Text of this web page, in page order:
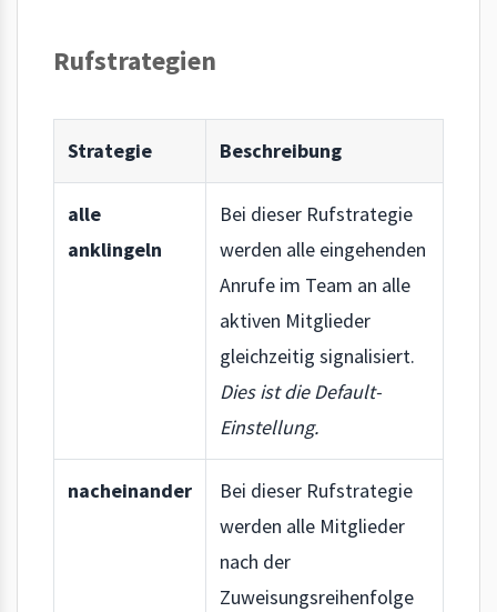
Rufstrategien
Strategie Beschreibung
alle
anklingeln
Bei dieser Rufstrategie
werden alle eingehenden
Anrufe im Team an alle
aktiven Mitglieder
gleichzeitig signalisiert.
Dies ist die Default-
Einstellung.
nacheinander
Bei dieser Rufstrategie
werden alle Mitglieder
nach der
Zuweisungsreihenfolge